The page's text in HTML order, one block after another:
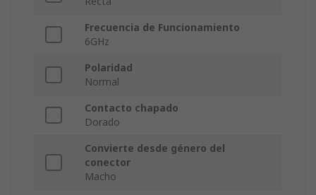
Frecuencia de Funcionamiento
6GHz
Polaridad
Normal
Contacto chapado
Dorado
Convierte desde género del
conector
Macho